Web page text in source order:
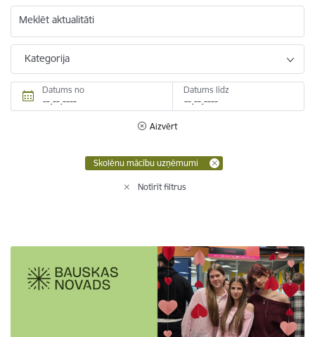
Meklēt aktualitāti
Kategorija
Datums no Datums līdz
Aizvērt
Skolēnu mācību uzņēmumi
Notīrīt filtrus